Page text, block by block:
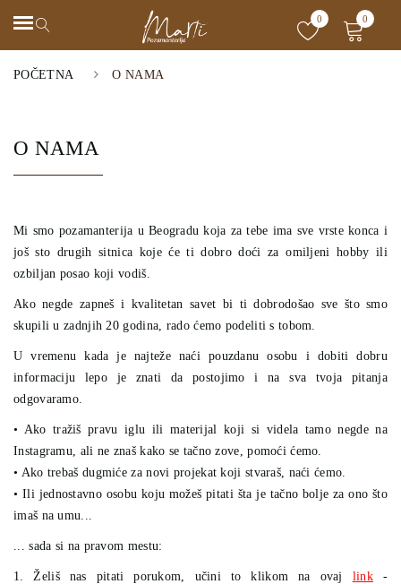
0 0
POČETNA O NAMA
O NAMA
Mi smo pozamanterija u Beogradu koja za tebe ima sve vrste konca i
još sto drugih sitnica koje će ti dobro doći za omiljeni hobby ili
ozbiljan posao koji vodiš.
Ako negde zapneš i kvalitetan savet bi ti dobrodošao sve što smo
skupili u zadnjih 20 godina, rado ćemo podeliti s tobom.
U vremenu kada je najteže naći pouzdanu osobu i dobiti dobru
informaciju lepo je znati da postojimo i na sva tvoja pitanja
odgovaramo.
• Ako tražiš pravu iglu ili materijal koji si videla tamo negde na
Instagramu, ali ne znaš kako se tačno zove, pomoći ćemo.
• Ako trebaš dugmiće za novi projekat koji stvaraš, naći ćemo.
• Ili jednostavno osobu koju možeš pitati šta je tačno bolje za ono što
imaš na umu...
... sada si na pravom mestu:
1. Želiš nas pitati porukom, učini to klikom na ovaj link-